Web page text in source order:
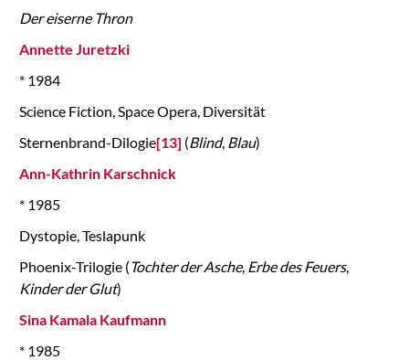
Der eiserne Thron
Annette Juretzki
* 1984
Science Fiction, Space Opera, Diversität
Sternenbrand-Dilogie[13] (Blind, Blau)
Ann-Kathrin Karschnick
* 1985
Dystopie, Teslapunk
Phoenix-Trilogie (Tochter der Asche, Erbe des Feuers,
Kinder der Glut)
Sina Kamala Kaufmann
* 1985